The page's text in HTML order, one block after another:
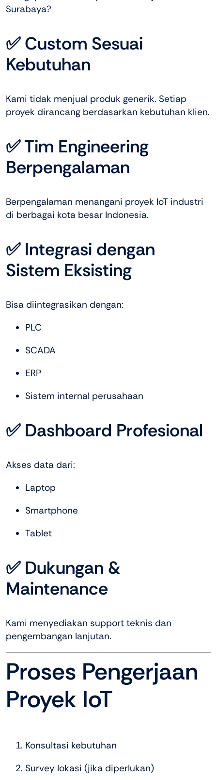
Surabaya?
✅ Custom Sesuai
Kebutuhan
Kami tidak menjual produk generik. Setiap
proyek dirancang berdasarkan kebutuhan klien.
✅ Tim Engineering
Berpengalaman
Berpengalaman menangani proyek IoT industri
di berbagai kota besar Indonesia.
✅ Integrasi dengan
Sistem Eksisting
Bisa diintegrasikan dengan:
PLC
SCADA
ERP
Sistem internal perusahaan
✅ Dashboard Profesional
Akses data dari:
Laptop
Smartphone
Tablet
✅ Dukungan &
Maintenance
Kami menyediakan support teknis dan
pengembangan lanjutan.
Proses Pengerjaan
Proyek IoT
Konsultasi kebutuhan
Survey lokasi (jika diperlukan)